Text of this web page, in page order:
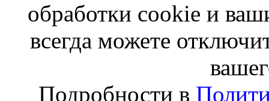
обработки cookie и
всегда можете
Подробности в